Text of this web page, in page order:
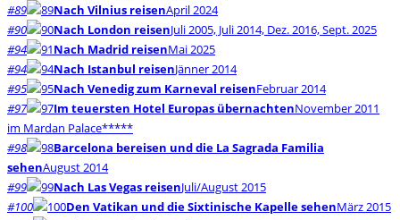
#89
Nach Vilnius reisenApril 2024
#90
Nach London reisenJuli 2005, Juli 2014, Dez. 2016, Sept. 2025
#94
Nach Madrid reisenMai 2025
#94
Nach Istanbul reisenJänner 2014
#95
Nach Venedig zum Karneval reisenFebruar 2014
#97
Im teuersten Hotel Europas übernachtenNovember 2011
im Mardan Palace*****
#98
Barcelona bereisen und die La Sagrada Familia
sehenAugust 2014
#99
Nach Las Vegas reisenJuli/August 2015
#100
Den Vatikan und die Sixtinische Kapelle sehenMärz 2015